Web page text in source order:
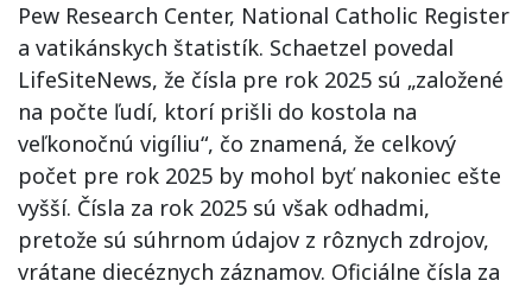
Pew Research Center, National Catholic Register
a vatikánskych štatistík. Schaetzel povedal
LifeSiteNews, že čísla pre rok 2025 sú „založené
na počte ľudí, ktorí prišli do kostola na
veľkonočnú vigíliu“, čo znamená, že celkový
počet pre rok 2025 by mohol byť nakoniec ešte
vyšší. Čísla za rok 2025 sú však odhadmi,
pretože sú súhrnom údajov z rôznych zdrojov,
vrátane diecéznych záznamov. Oficiálne čísla za